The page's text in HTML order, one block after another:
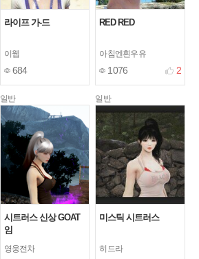
라이프 가-드
이웹
684
RED RED
아침엔흰우유
1076 2
일반
시트러스 신상 GOAT
임
영웅전차
일반
미스틱 시트러스
히드라